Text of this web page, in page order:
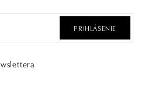
PRIHLÁSENIE